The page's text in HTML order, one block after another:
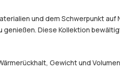
und dem Schwerpunkt
Diese Kollektion
Gewicht und